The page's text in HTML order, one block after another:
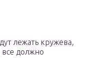
лежать кружева,
должно